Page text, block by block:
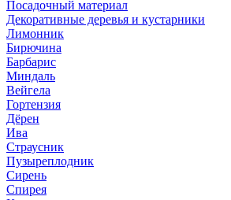
Посадочный материал
Декоративные деревья и кустарники
Лимонник
Бирючина
Барбарис
Миндаль
Вейгела
Гортензия
Дёрен
Ива
Страусник
Пузыреплодник
Сирень
Спирея